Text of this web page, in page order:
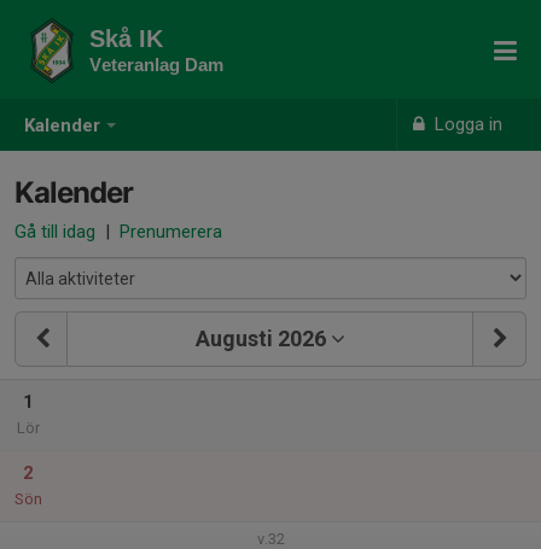
Kalender Logga in
Skå IK
Veteranlag Dam
Kalender
Gå till idag | Prenumerera
Augusti 2026
1
Lör
2
Sön
v.32